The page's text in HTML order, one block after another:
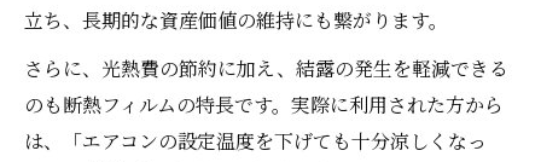
立ち、長期的な資産価値の維持にも繋がります。
さらに、光熱費の節約に加え、結露の発生を軽減できる
のも断熱フィルムの特長です。実際に利用された方から
は、「エアコンの設定温度を下げても十分涼しくなっ